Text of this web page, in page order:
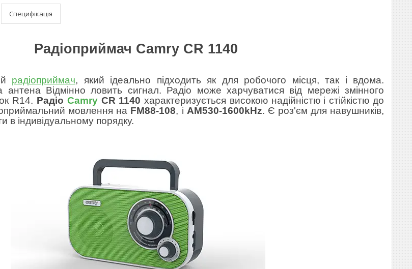
Специфікація
Радіоприймач Camry CR 1140
радіоприймач, який ідеально підходить як для робочого місця, так і вдома.
антена Відмінно ловить сигнал. Радіо може харчуватися від мережі змінного
R14. Радіо CamryCR 1140 характеризується високою надійністю і стійкістю до
мовлення на FM88-108, і AM530-1600kHz. Є роз'єм для навушників,
в індивідуальному порядку.